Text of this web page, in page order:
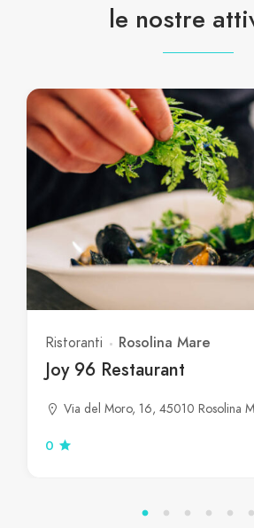
le nostre
Ristoranti Rosolina Mare
Joy 96 Restaurant
Via del Moro, 16, 45010 Rosolina
0